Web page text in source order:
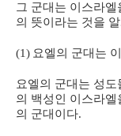
그 군대는 이스라
의 뜻이라는 것을
(1) 요엘의 군대는
요엘의 군대는 성
의 백성인 이스라
의 군대이다.